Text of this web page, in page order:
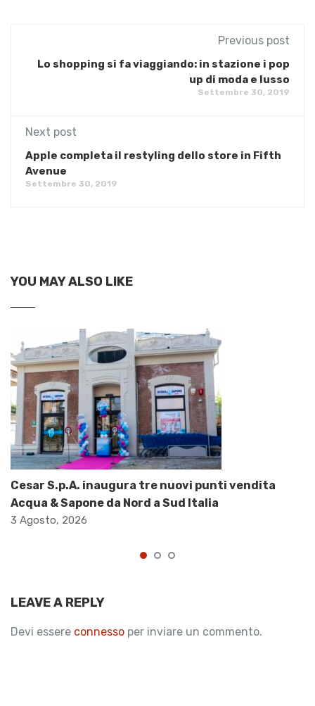
Previous post
Lo shopping si fa viaggiando: in stazione i pop
up di moda e lusso
Settembre 30, 2019
Next post
Apple completa il restyling dello store in Fifth
Avenue
Settembre 30, 2019
YOU MAY ALSO LIKE
Cesar S.p.A. inaugura tre nuovi punti vendita
Acqua & Sapone da Nord a Sud Italia
3 Agosto, 2026
LEAVE A REPLY
Devi essere connesso per inviare un commento.